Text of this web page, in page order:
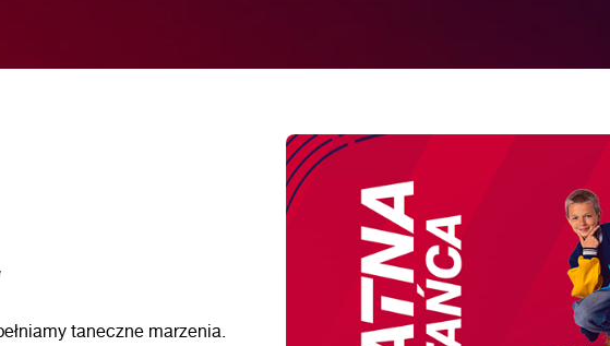
taneczne marzenia.